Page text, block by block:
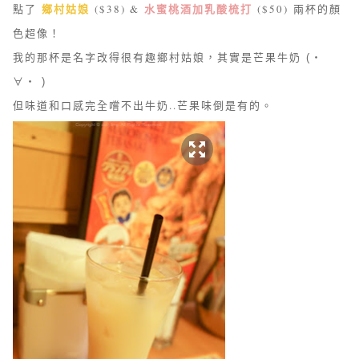
點了 鄉村姑娘 ($38) & 水蜜桃酒加乳酸梳打 ($50) 兩杯的顏
色超像！
我的那杯是名字改得很有趣鄉村姑娘，其實是芒果牛奶 (・
∀・ )
但味道和口感完全嚐不出牛奶..芒果味倒是有的。